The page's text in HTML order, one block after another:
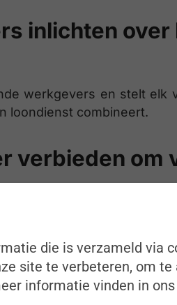
inlichten over
werkgevers en stelt elk
loondienst combineert.
verbieden om
meerdere banen te
om buiten zijn
om die reden
die is verzameld via
site te verbeteren, om
informatie vinden in ons